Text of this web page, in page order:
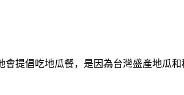
提倡吃地瓜餐，是因為台灣盛產地瓜